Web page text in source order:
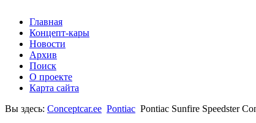
Главная
Концепт-кары
Новости
Архив
Поиск
О проекте
Карта сайта
Вы здесь: Conceptcar.ee Pontiac Pontiac Sunfire Speedster